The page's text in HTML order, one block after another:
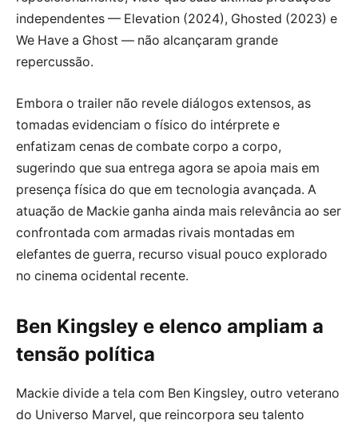
independentes — Elevation (2024), Ghosted (2023) e
We Have a Ghost — não alcançaram grande
repercussão.
Embora o trailer não revele diálogos extensos, as
tomadas evidenciam o físico do intérprete e
enfatizam cenas de combate corpo a corpo,
sugerindo que sua entrega agora se apoia mais em
presença física do que em tecnologia avançada. A
atuação de Mackie ganha ainda mais relevância ao ser
confrontada com armadas rivais montadas em
elefantes de guerra, recurso visual pouco explorado
no cinema ocidental recente.
Ben Kingsley e elenco ampliam a
tensão política
Mackie divide a tela com Ben Kingsley, outro veterano
do Universo Marvel, que reincorpora seu talento